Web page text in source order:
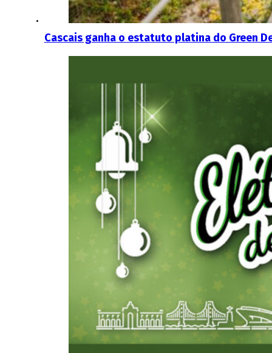
Cascais ganha o estatuto platina do Green